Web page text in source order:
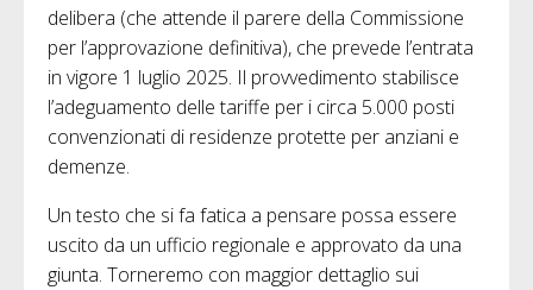
delibera (che attende il parere della Commissione
per l’approvazione definitiva), che prevede l’entrata
in vigore 1 luglio 2025. Il provvedimento stabilisce
l’adeguamento delle tariffe per i circa 5.000 posti
convenzionati di residenze protette per anziani e
demenze.
Un testo che si fa fatica a pensare possa essere
uscito da un ufficio regionale e approvato da una
giunta. Torneremo con maggior dettaglio sui